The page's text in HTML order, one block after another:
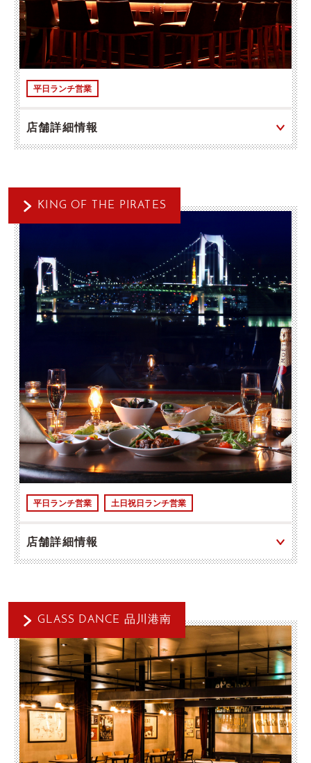
平日ランチ営業
店舗詳細情報
KING OF THE PIRATES
平日ランチ営業 土日祝日ランチ営業
店舗詳細情報
GLASS DANCE 品川港南